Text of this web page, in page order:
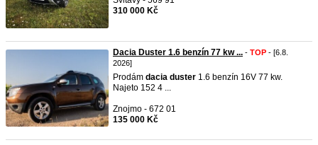
310 000 Kč
Dacia Duster 1.6 benzín 77 kw ... - TOP - [6.8.
2026]
Prodám dacia duster 1.6 benzín 16V 77 kw.
Najeto 152 4 ...
Znojmo - 672 01
135 000 Kč